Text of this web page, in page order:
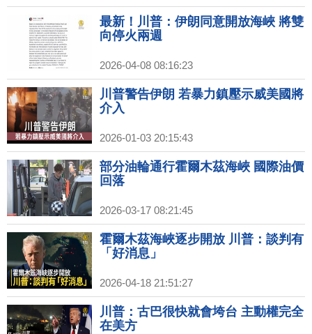
最新！川普：伊朗同意開放海峽 將雙
向停火兩週
2026-04-08 08:16:23
川普警告伊朗 若暴力鎮壓示威美國將
介入
2026-01-03 20:15:43
部分油輪通行霍爾木茲海峽 國際油價
回落
2026-03-17 08:21:45
霍爾木茲海峽逐步開放 川普：談判有
「好消息」
2026-04-18 21:51:27
川普：古巴很快就會垮台 主動權完全
在美方